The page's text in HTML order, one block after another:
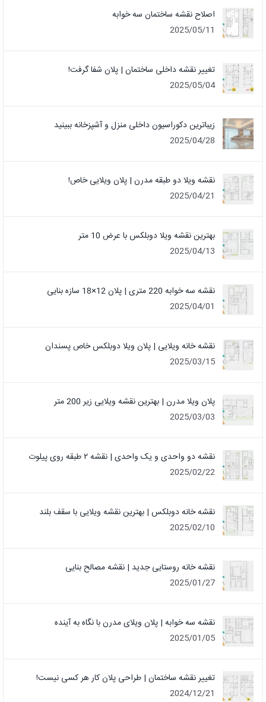
اصلاح نقشه ساختمان سه خوابه
2025/05/11
تغییر نقشه داخلی ساختمان | پلان شفا گرفت!
2025/05/04
زیباترین دکوراسیون داخلی منزل و آشپزخانه ببینید
2025/04/28
نقشه ویلا دو طبقه مدرن | پلان ویلایی خاص!
2025/04/21
بهترین نقشه ویلا دوبلکس با عرض 10 متر
2025/04/13
نقشه سه خوابه 220 متری | پلان 12×18 سازه بنایی
2025/04/01
نقشه خانه ویلایی | پلان ویلا دوبلکس خاص پسندان
2025/03/15
پلان ویلا مدرن | بهترین نقشه ویلایی زیر 200 متر
2025/03/03
نقشه دو واحدی و یک واحدی | نقشه ۲ طبقه روی پیلوت
2025/02/22
نقشه خانه دوبلکس | بهترین نقشه ویلایی با سقف بلند
2025/02/10
نقشه خانه روستایی جدید | نقشه مصالح بنایی
2025/01/27
نقشه سه خوابه | پلان ویلای مدرن با نگاه به آینده
2025/01/05
تغییر نقشه ساختمان | طراحی پلان کار هر کسی نیست!
2024/12/21